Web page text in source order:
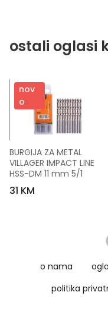
ostali oglasi
nov
o
BURGIJA ZA METAL
VILLAGER IMPACT LINE
HSS-DM 11 mm 5/1
31 KM
o nama
politika